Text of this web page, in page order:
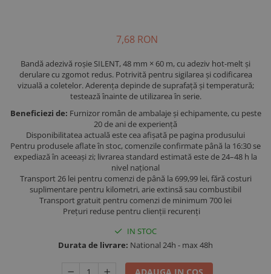
7,68 RON
Bandă adezivă roșie SILENT, 48 mm × 60 m, cu adeziv hot-melt și
derulare cu zgomot redus. Potrivită pentru sigilarea și codificarea
vizuală a coletelor. Aderența depinde de suprafață și temperatură;
testează înainte de utilizarea în serie.
Beneficiezi de: Furnizor român de ambalaje și echipamente, cu peste
20 de ani de experiență
Disponibilitatea actuală este cea afișată pe pagina produsului
Pentru produsele aflate în stoc, comenzile confirmate până la 16:30 se
expediază în aceeași zi; livrarea standard estimată este de 24–48 h la
nivel național
Transport 26 lei pentru comenzi de până la 699,99 lei, fără costuri
suplimentare pentru kilometri, arie extinsă sau combustibil
Transport gratuit pentru comenzi de minimum 700 lei
Prețuri reduse pentru clienții recurenți
IN STOC
Durata de livrare: National 24h - max 48h